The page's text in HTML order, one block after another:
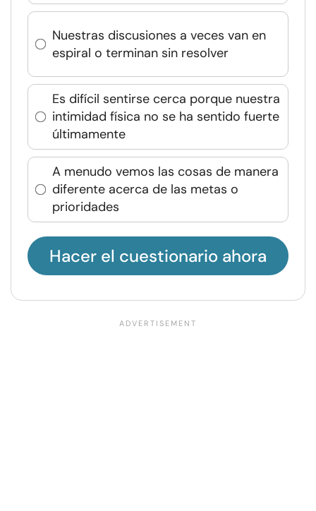
Nuestras discusiones a veces van en
espiral o terminan sin resolver
Es difícil sentirse cerca porque nuestra
intimidad física no se ha sentido fuerte
últimamente
A menudo vemos las cosas de manera
diferente acerca de las metas o
prioridades
Hacer el cuestionario ahora